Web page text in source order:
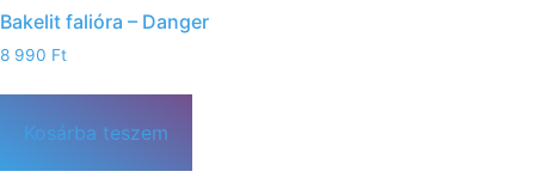
Bakelit falióra – Danger
8 990 Ft
Kosárba teszem